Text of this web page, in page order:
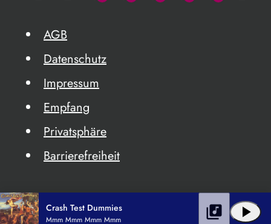
AGB
Datenschutz
Impressum
Empfang
Privatsphäre
Barrierefreiheit
Crash Test Dummies
Mmm Mmm Mmm Mmm play_arrow
library_music